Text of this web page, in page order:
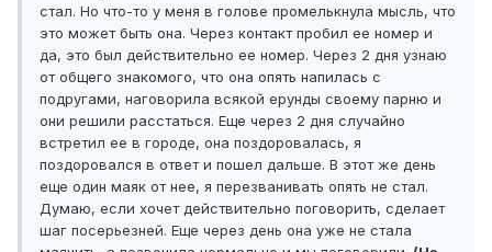
стал. Но что-то у меня в голове промелькнула мысль, что
это может быть она. Через контакт пробил ее номер и
да, это был действительно ее номер. Через 2 дня узнаю
от общего знакомого, что она опять напилась с
подругами, наговорила всякой ерунды своему парню и
они решили расстаться. Еще через 2 дня случайно
встретил ее в городе, она поздоровалась, я
поздоровался в ответ и пошел дальше. В этот же день
еще один маяк от нее, я перезванивать опять не стал.
Думаю, если хочет действительно поговорить, сделает
шаг посерьезней. Еще через день она уже не стала